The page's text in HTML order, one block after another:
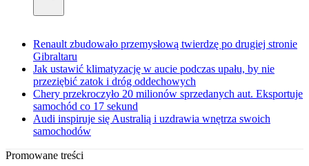
Renault zbudowało przemysłową twierdzę po drugiej stronie
Gibraltaru
Jak ustawić klimatyzację w aucie podczas upału, by nie
przeziębić zatok i dróg oddechowych
Chery przekroczyło 20 milionów sprzedanych aut. Eksportuje
samochód co 17 sekund
Audi inspiruje się Australią i uzdrawia wnętrza swoich
samochodów
Promowane treści